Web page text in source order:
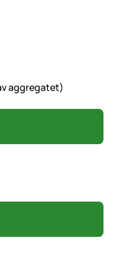
aggregatet)